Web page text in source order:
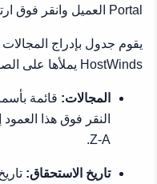
Portal العميل وانقر فوق ارتباط بوابة Cloud.
يقوم جدول بإدراج
HostWinds يملأها على الصفحة.هنا هو انهيار لكل منها:
المجالات: قائمة
Z-A.
تاريخ الاستحقاق: